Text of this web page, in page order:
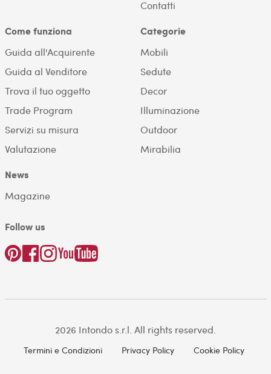
Contatti
Come funziona
Guida all'Acquirente
Guida al Venditore
Trova il tuo oggetto
Trade Program
Servizi su misura
Valutazione
Categorie
Mobili
Sedute
Decor
Illuminazione
Outdoor
Mirabilia
News
Magazine
Follow us
2026 Intondo s.r.l. All rights reserved.
Termini e Condizioni Privacy Policy Cookie Policy